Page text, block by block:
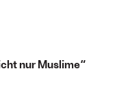
nur Muslime“